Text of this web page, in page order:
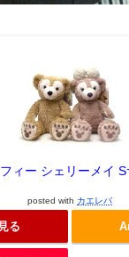
ィー シェリーメイ
posted with カエレバ
る